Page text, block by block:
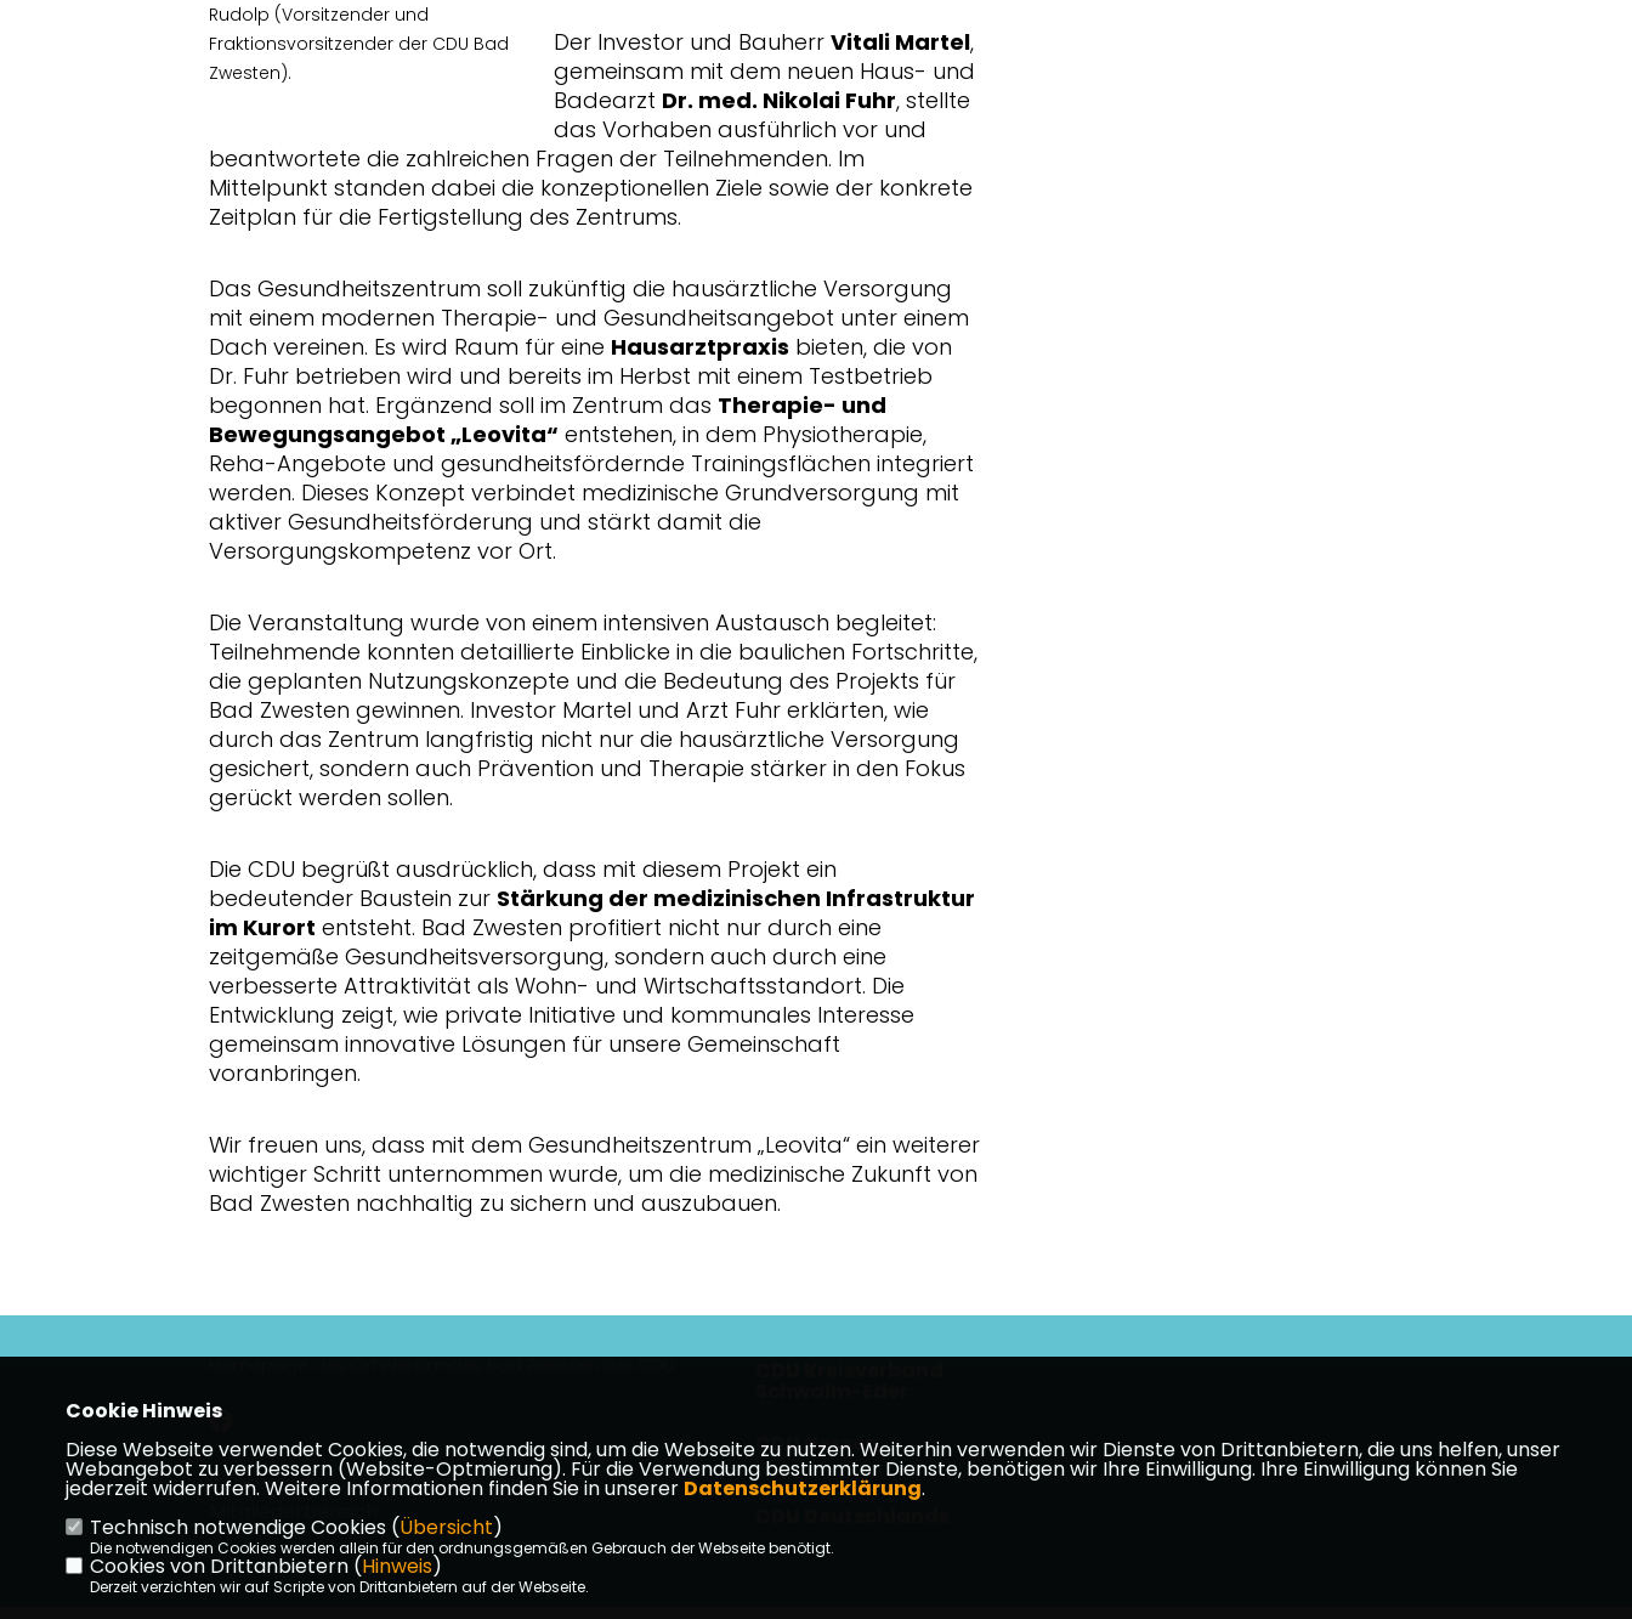
Rudolp (Vorsitzender und
Fraktionsvorsitzender der CDU Bad
Zwesten).
Der Investor und Bauherr Vitali Martel,
gemeinsam mit dem neuen Haus- und
Badearzt Dr. med. Nikolai Fuhr, stellte
das Vorhaben ausführlich vor und
beantwortete die zahlreichen Fragen der Teilnehmenden. Im
Mittelpunkt standen dabei die konzeptionellen Ziele sowie der konkrete
Zeitplan für die Fertigstellung des Zentrums.
Das Gesundheitszentrum soll zukünftig die hausärztliche Versorgung
mit einem modernen Therapie- und Gesundheitsangebot unter einem
Dach vereinen. Es wird Raum für eine Hausarztpraxis bieten, die von
Dr. Fuhr betrieben wird und bereits im Herbst mit einem Testbetrieb
begonnen hat. Ergänzend soll im Zentrum das Therapie- und
Bewegungsangebot „Leovita“ entstehen, in dem Physiotherapie,
Reha-Angebote und gesundheitsfördernde Trainingsflächen integriert
werden. Dieses Konzept verbindet medizinische Grundversorgung mit
aktiver Gesundheitsförderung und stärkt damit die
Versorgungskompetenz vor Ort.
Die Veranstaltung wurde von einem intensiven Austausch begleitet:
Teilnehmende konnten detaillierte Einblicke in die baulichen Fortschritte,
die geplanten Nutzungskonzepte und die Bedeutung des Projekts für
Bad Zwesten gewinnen. Investor Martel und Arzt Fuhr erklärten, wie
durch das Zentrum langfristig nicht nur die hausärztliche Versorgung
gesichert, sondern auch Prävention und Therapie stärker in den Fokus
gerückt werden sollen.
Die CDU begrüßt ausdrücklich, dass mit diesem Projekt ein
bedeutender Baustein zur Stärkung der medizinischen Infrastruktur
im Kurort entsteht. Bad Zwesten profitiert nicht nur durch eine
zeitgemäße Gesundheitsversorgung, sondern auch durch eine
verbesserte Attraktivität als Wohn- und Wirtschaftsstandort. Die
Entwicklung zeigt, wie private Initiative und kommunales Interesse
gemeinsam innovative Lösungen für unsere Gemeinschaft
voranbringen.
Wir freuen uns, dass mit dem Gesundheitszentrum „Leovita“ ein weiterer
wichtiger Schritt unternommen wurde, um die medizinische Zukunft von
Bad Zwesten nachhaltig zu sichern und auszubauen.
Impressum Datenschutz
Kontakt
CDU Hessen
Cookie Hinweis
Diese Webseite verwendet Cookies, die notwendig sind, um die Webseite zu nutzen. Weiterhin verwenden wir Dienste von Drittanbietern, die uns helfen, unser
Webangebot zu verbessern (Website-Optmierung). Für die Verwendung bestimmter Dienste, benötigen wir Ihre Einwilligung. Ihre Einwilligung können Sie
jederzeit widerrufen. Weitere Informationen finden Sie in unserer Datenschutzerklärung.
Technisch notwendige Cookies (Übersicht)
Die notwendigen Cookies werden allein für den ordnungsgemäßen Gebrauch der Webseite benötigt.
Cookies von Drittanbietern (Hinweis)
Derzeit verzichten wir auf Scripte von Drittanbietern auf der Webseite.